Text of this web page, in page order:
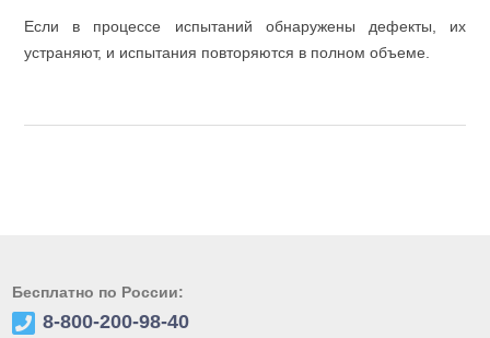
Если в процессе испытаний обнаружены дефекты, их
устраняют, и испытания повторяются в полном объеме.
Бесплатно по России:
8-800-200-98-40